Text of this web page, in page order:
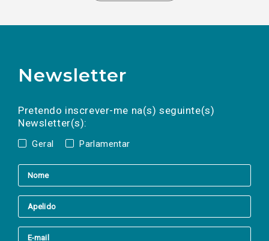
Newsletter
Pretendo inscrever-me na(s) seguinte(s)
Newsletter(s):
Geral Parlamentar
a(s) newsletter(s).
mail